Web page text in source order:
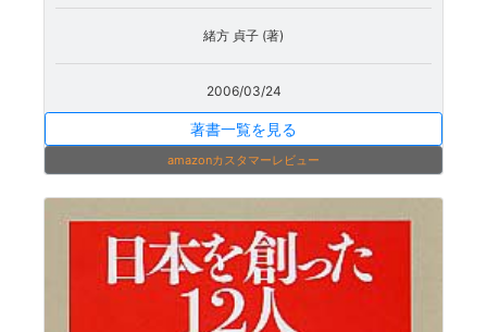
緒方 貞子 (著)
2006/03/24
著書一覧を見る
amazonカスタマーレビュー